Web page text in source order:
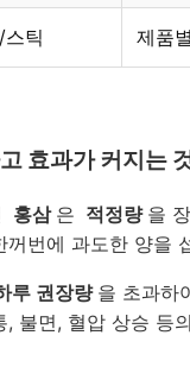
틱 제품
효과가 커지는
홍삼 은 적정량 을
꺼번에 과도한 양을
루 권장량 을 초과하
, 불면, 혈압 상승 등